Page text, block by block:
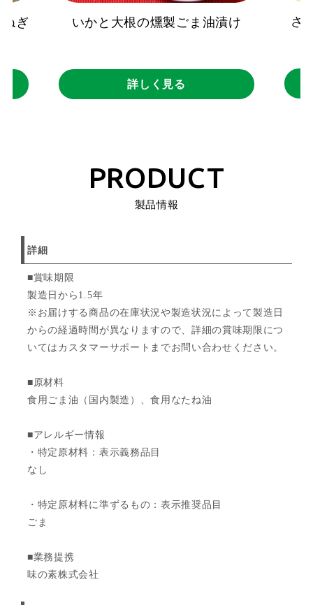
ぎ
いかと大根の燻製ごま油漬け
詳しく見る
さ
PRODUCT
製品情報
詳細
■賞味期限
製造日から1.5年
※お届けする商品の在庫状況や製造状況によって製造日
からの経過時間が異なりますので、詳細の賞味期限につ
いてはカスタマーサポートまでお問い合わせください。
■原材料
食用ごま油（国内製造）、食用なたね油
■アレルギー情報
・特定原材料：表示義務品目
なし
・特定原材料に準ずるもの：表示推奨品目
ごま
■業務提携
味の素株式会社